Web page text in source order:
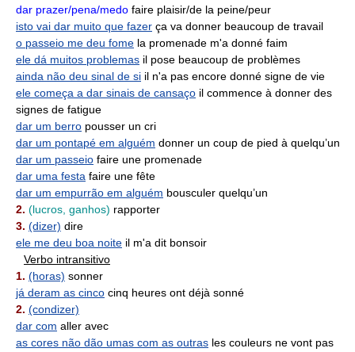
dar prazer/pena/medo faire plaisir/de la peine/peur
isto vai dar muito que fazer ça va donner beaucoup de travail
o passeio me deu fome la promenade m'a donné faim
ele dá muitos problemas il pose beaucoup de problèmes
ainda não deu sinal de si il n'a pas encore donné signe de vie
ele começa a dar sinais de cansaço il commence à donner des
signes de fatigue
dar um berro pousser un cri
dar um pontapé em alguém donner un coup de pied à quelqu’un
dar um passeio faire une promenade
dar uma festa faire une fête
dar um empurrão em alguém bousculer quelqu’un
2. (lucros, ganhos) rapporter
3. (dizer) dire
ele me deu boa noite il m'a dit bonsoir
Verbo intransitivo
1. (horas) sonner
já deram as cinco cinq heures ont déjà sonné
2. (condizer)
dar com aller avec
as cores não dão umas com as outras les couleurs ne vont pas